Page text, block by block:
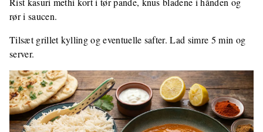
rør i saucen.
Tilsæt grillet kylling og eventuelle safter. Lad simre 5 min og
server.